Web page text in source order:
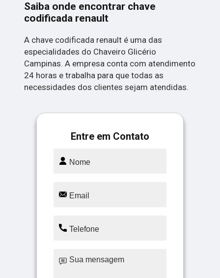
Saiba onde encontrar chave
codificada renault
A chave codificada renault é uma das
especialidades do Chaveiro Glicério
Campinas. A empresa conta com atendimento
24 horas e trabalha para que todas as
necessidades dos clientes sejam atendidas.
Entre em Contato